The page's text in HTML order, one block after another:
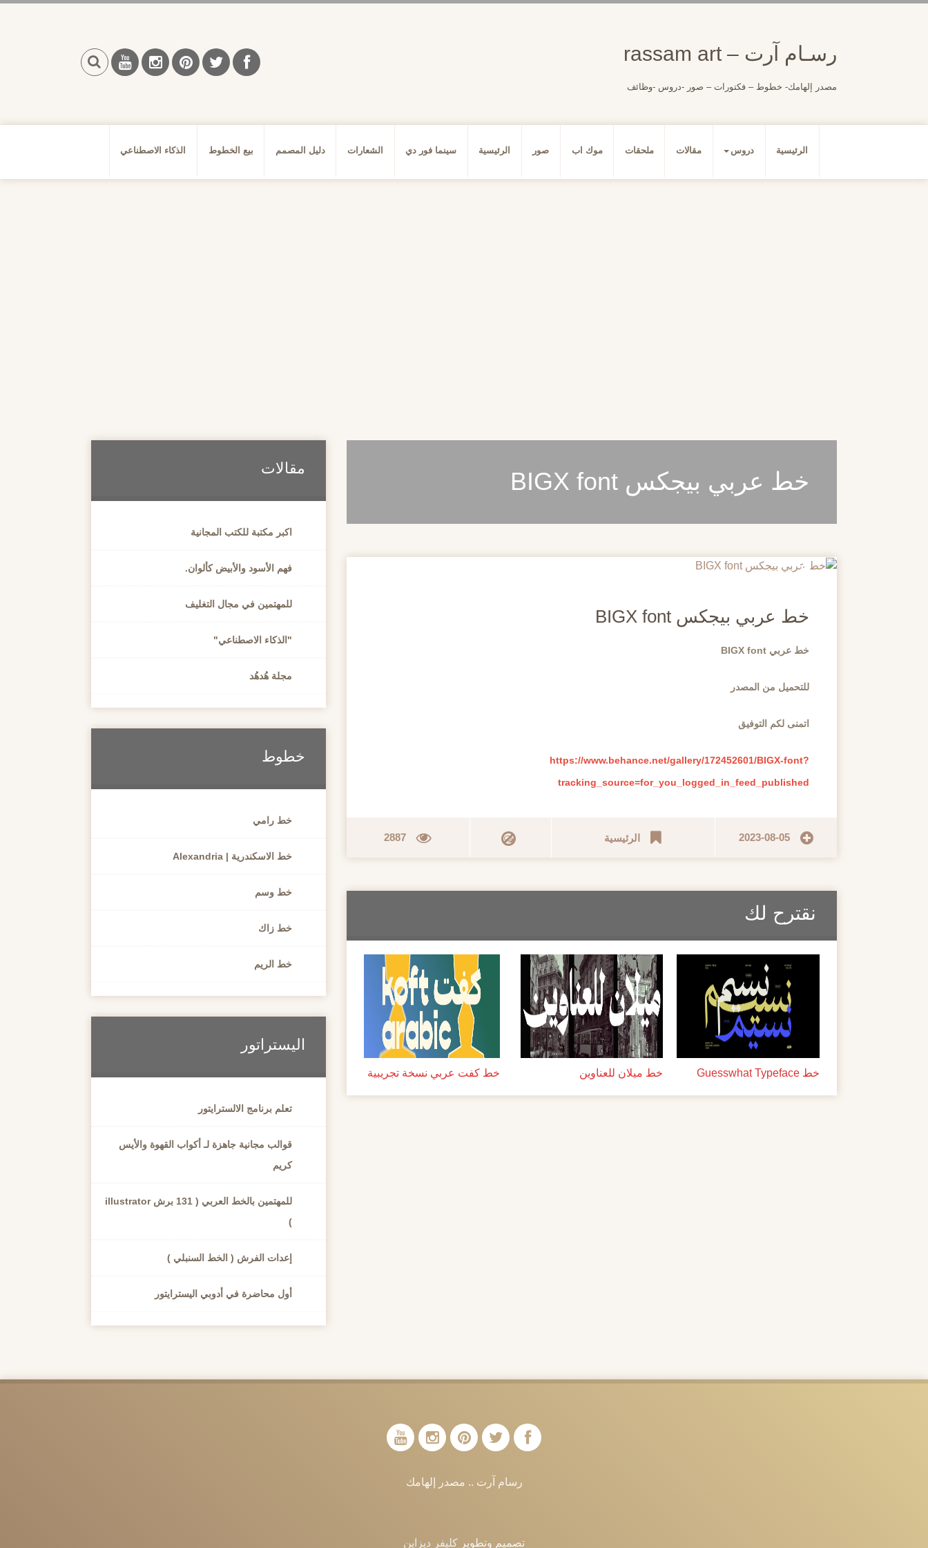
رسـام آرت – rassam art
مصدر إلهامك- خطوط – فكتورات – صور -دروس -وظائف
الرئيسية دروس مقالات ملحقات موك اب صور الرئيسية سينما فور دي الشعارات دليل المصمم بيع الخطوط الذكاء الاصطناعي
خط عربي بيجكس BIGX font
20
خط عربي بيجكس BIGX font
خط عربي BIGX font
للتحميل من المصدر
اتمنى لكم التوفيق
https://www.behance.net/gallery/172452601/BIGX-font?
tracking_source=for_you_logged_in_feed_published
2023-08-05 الرئيسية 2887
نقترح لك
خط Guesswhat Typeface خط ميلان للعناوين خط كفت عربي نسخة تجريبية
مقالات
اكبر مكتبة للكتب المجانية
فهم الأسود والأبيض كألوان.
للمهتمين في مجال التغليف
"الذكاء الاصطناعي"
مجلة هُدهُد
خطوط
خط رامي
خط الاسكندرية | Alexandria
خط وسم
خط زاك
خط الريم
اليستراتور
تعلم برنامج الالسترايتور
قوالب مجانية جاهزة لـ أكواب القهوة والأيس
كريم
للمهتمين بالخط العربي ( 131 برش illustrator
)
إعدات الفرش ( الخط السنبلي )
أول محاضرة في أدوبي اليسترايتور
رسام آرت .. مصدر إلهامك
تصميم وتطوير كليفر ديزاين